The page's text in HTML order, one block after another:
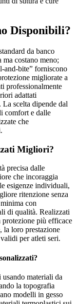
Disponibili?
da banco
costano meno;
and-bite” forniscono
migliorate a
professionalmente
adattati
scelta dipende dal
comfort e dalle
che
Migliori?
precisa dalle
che incoraggia
esigenze individuali,
ritenzione senza
con
di qualità. Realizzati
più efficace
la loro prestazione
per atleti seri.
materiali da
la topografia
modelli in gesso